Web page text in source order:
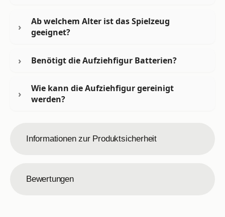
Ab welchem Alter ist das Spielzeug
geeignet?
Benötigt die Aufziehfigur Batterien?
Wie kann die Aufziehfigur gereinigt
werden?
Informationen zur Produktsicherheit
Bewertungen